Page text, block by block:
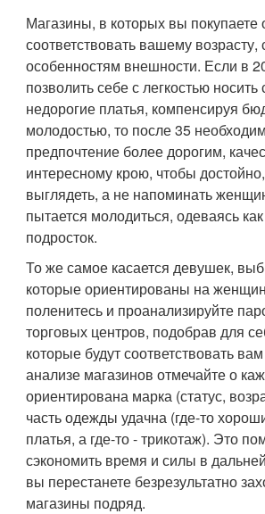
Магазины, в которых вы
соответствовать вашему возрасту,
особенностям внешности. Если в
позволить себе с легкостью
недорогие платья, компенсируя
молодостью, то после 35
предпочтение более дорогим,
интересному крою, чтобы
выглядеть, а не напоминать
пытается молодиться, одеваясь
подросток.
То же самое касается девушек,
которые ориентированы на
поленитесь и проанализируйте
торговых центров, подобрав для
которые будут соответствовать
анализе магазинов отмечайте о
ориентирована марка (статус,
часть одежды удачна (где-то
платья, а где-то - трикотаж). Это
сэкономить время и силы в
вы перестанете безрезультатно
магазины подряд.